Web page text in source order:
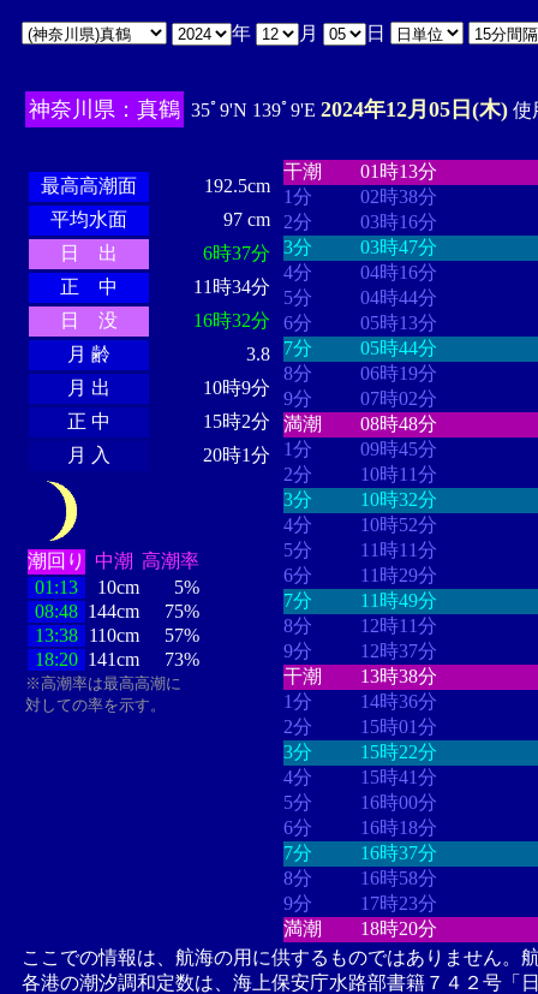
年 月 日
神奈川県：真鶴 35ﾟ9'N 139ﾟ9'E 2024年12月05日(木) 使
最高高潮面
192.5cm
平均水面
97 cm
日 出
6時37分
正 中
11時34分
日 没
16時32分
月 齢
3.8
月 出
10時9分
正 中
15時2分
月 入
20時1分
潮回り 中潮 高潮率
01:13
10cm
5%
08:48 144cm
75%
13:38 110cm
57%
18:20 141cm 73%
※高潮率は最高高潮に
対しての率を示す。
干潮
01時13分
1分
02時38分
2分
03時16分
3分
03時47分
4分
04時16分
5分
04時44分
6分
05時13分
7分
05時44分
8分
06時19分
9分
07時02分
満潮
08時48分
1分
09時45分
2分
10時11分
3分
10時32分
4分
10時52分
5分
11時11分
6分
11時29分
7分
11時49分
8分
12時11分
9分
12時37分
干潮
13時38分
1分
14時36分
2分
15時01分
3分
15時22分
4分
15時41分
5分
16時00分
6分
16時18分
7分
16時37分
8分
16時58分
9分
17時23分
満潮
18時20分
ここでの情報は、航海の用に供するものではありません。
各港の潮汐調和定数は、海上保安庁水路部書籍７４２号「